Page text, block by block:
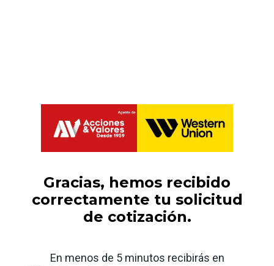
Gracias, hemos recibido
correctamente tu solicitud
de cotización.
En menos de 5 minutos recibirás en